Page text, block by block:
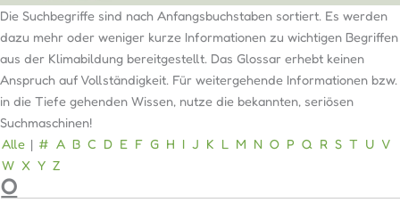
Die Suchbegriffe sind nach Anfangsbuchstaben sortiert. Es werden
dazu mehr oder weniger kurze Informationen zu wichtigen Begriffen
aus der Klimabildung bereitgestellt. Das Glossar erhebt keinen
Anspruch auf Vollständigkeit. Für weitergehende Informationen bzw.
in die Tiefe gehenden Wissen, nutze die bekannten, seriösen
Suchmaschinen!
Alle | # A B C D E F G H I J K L M N O P Q R S T U V
W X Y Z
O